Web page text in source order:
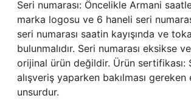
Seri numarası: Öncelikle Armani
marka logosu ve 6 haneli seri
seri numarası saatin kayışında ve
bulunmalıdır. Seri numarası eksikse
orijinal ürün değildir. Ürün sertifikası:
alışveriş yaparken bakılması gereken
unsurdur.